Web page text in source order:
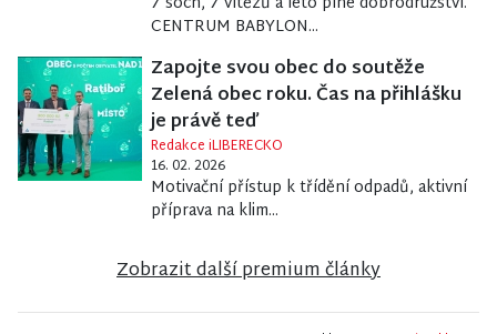
CENTRUM BABYLON...
Zapojte svou obec do soutěže
Zelená obec roku. Čas na přihlášku
je právě teď
Redakce iLIBERECKO
16. 02. 2026
Motivační přístup k třídění odpadů, aktivní
příprava na klim...
Zobrazit další premium články